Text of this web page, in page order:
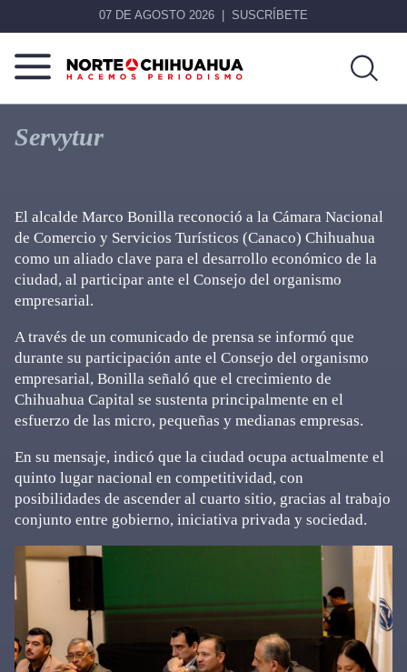
07 DE AGOSTO 2026 SUSCRÍBETE
Norte
De
Chihuahua
Más
que
noticias,
Servytur
El alcalde Marco Bonilla reconoció a la Cámara Nacional
de Comercio y Servicios Turísticos (Canaco) Chihuahua
como un aliado clave para el desarrollo económico de la
ciudad, al participar ante el Consejo del organismo
empresarial.
A través de un comunicado de prensa se informó que
durante su participación ante el Consejo del organismo
empresarial, Bonilla señaló que el crecimiento de
Chihuahua Capital se sustenta principalmente en el
esfuerzo de las micro, pequeñas y medianas empresas.
En su mensaje, indicó que la ciudad ocupa actualmente el
quinto lugar nacional en competitividad, con
posibilidades de ascender al cuarto sitio, gracias al trabajo
conjunto entre gobierno, iniciativa privada y sociedad.